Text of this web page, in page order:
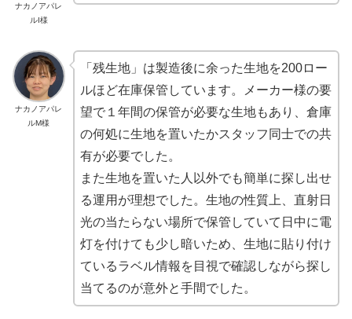
ナカノアパレ
ルI様
ナカノアパレ
ルM様
「残生地」は製造後に余った生地を200ロー
ルほど在庫保管しています。メーカー様の要
望で１年間の保管が必要な生地もあり、倉庫
の何処に生地を置いたかスタッフ同士での共
有が必要でした。
また生地を置いた人以外でも簡単に探し出せ
る運用が理想でした。生地の性質上、直射日
光の当たらない場所で保管していて日中に電
灯を付けても少し暗いため、生地に貼り付け
ているラベル情報を目視で確認しながら探し
当てるのが意外と手間でした。